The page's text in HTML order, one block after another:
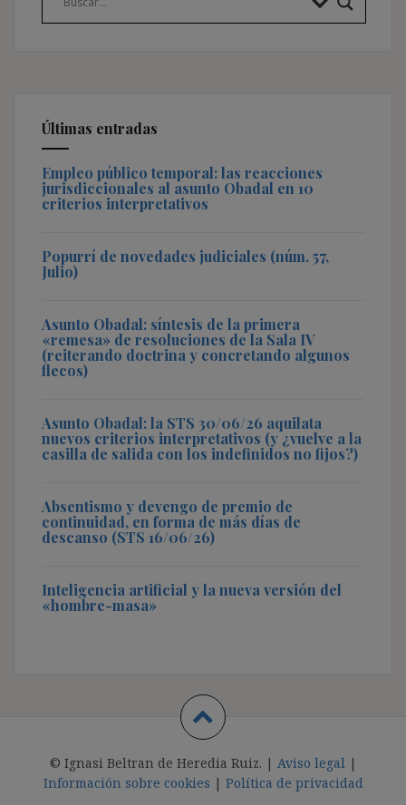
Últimas entradas
Empleo público temporal: las reacciones
jurisdiccionales al asunto Obadal en 10
criterios interpretativos
Popurrí de novedades judiciales (núm. 57,
Julio)
Asunto Obadal: síntesis de la primera
«remesa» de resoluciones de la Sala IV
(reiterando doctrina y concretando algunos
flecos)
Asunto Obadal: la STS 30/06/26 aquilata
nuevos criterios interpretativos (y ¿vuelve a la
casilla de salida con los indefinidos no fijos?)
Absentismo y devengo de premio de
continuidad, en forma de más días de
descanso (STS 16/06/26)
Inteligencia artificial y la nueva versión del
«hombre-masa»
© Ignasi Beltran de Heredia Ruiz. | Aviso legal |
Información sobre cookies | Política de privacidad